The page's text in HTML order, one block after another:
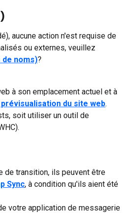
aucune action n'est requise de
ou externes, veuillez
de noms)?
à son emplacement actuel et à
prévisualisation du site web.
soit utiliser un outil de
de transition, ils peuvent être
Sync, à condition qu'ils aient été
votre application de messagerie